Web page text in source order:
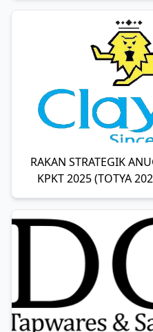
RAKAN STRATEGIK
KPKT 2025 (TOTYA